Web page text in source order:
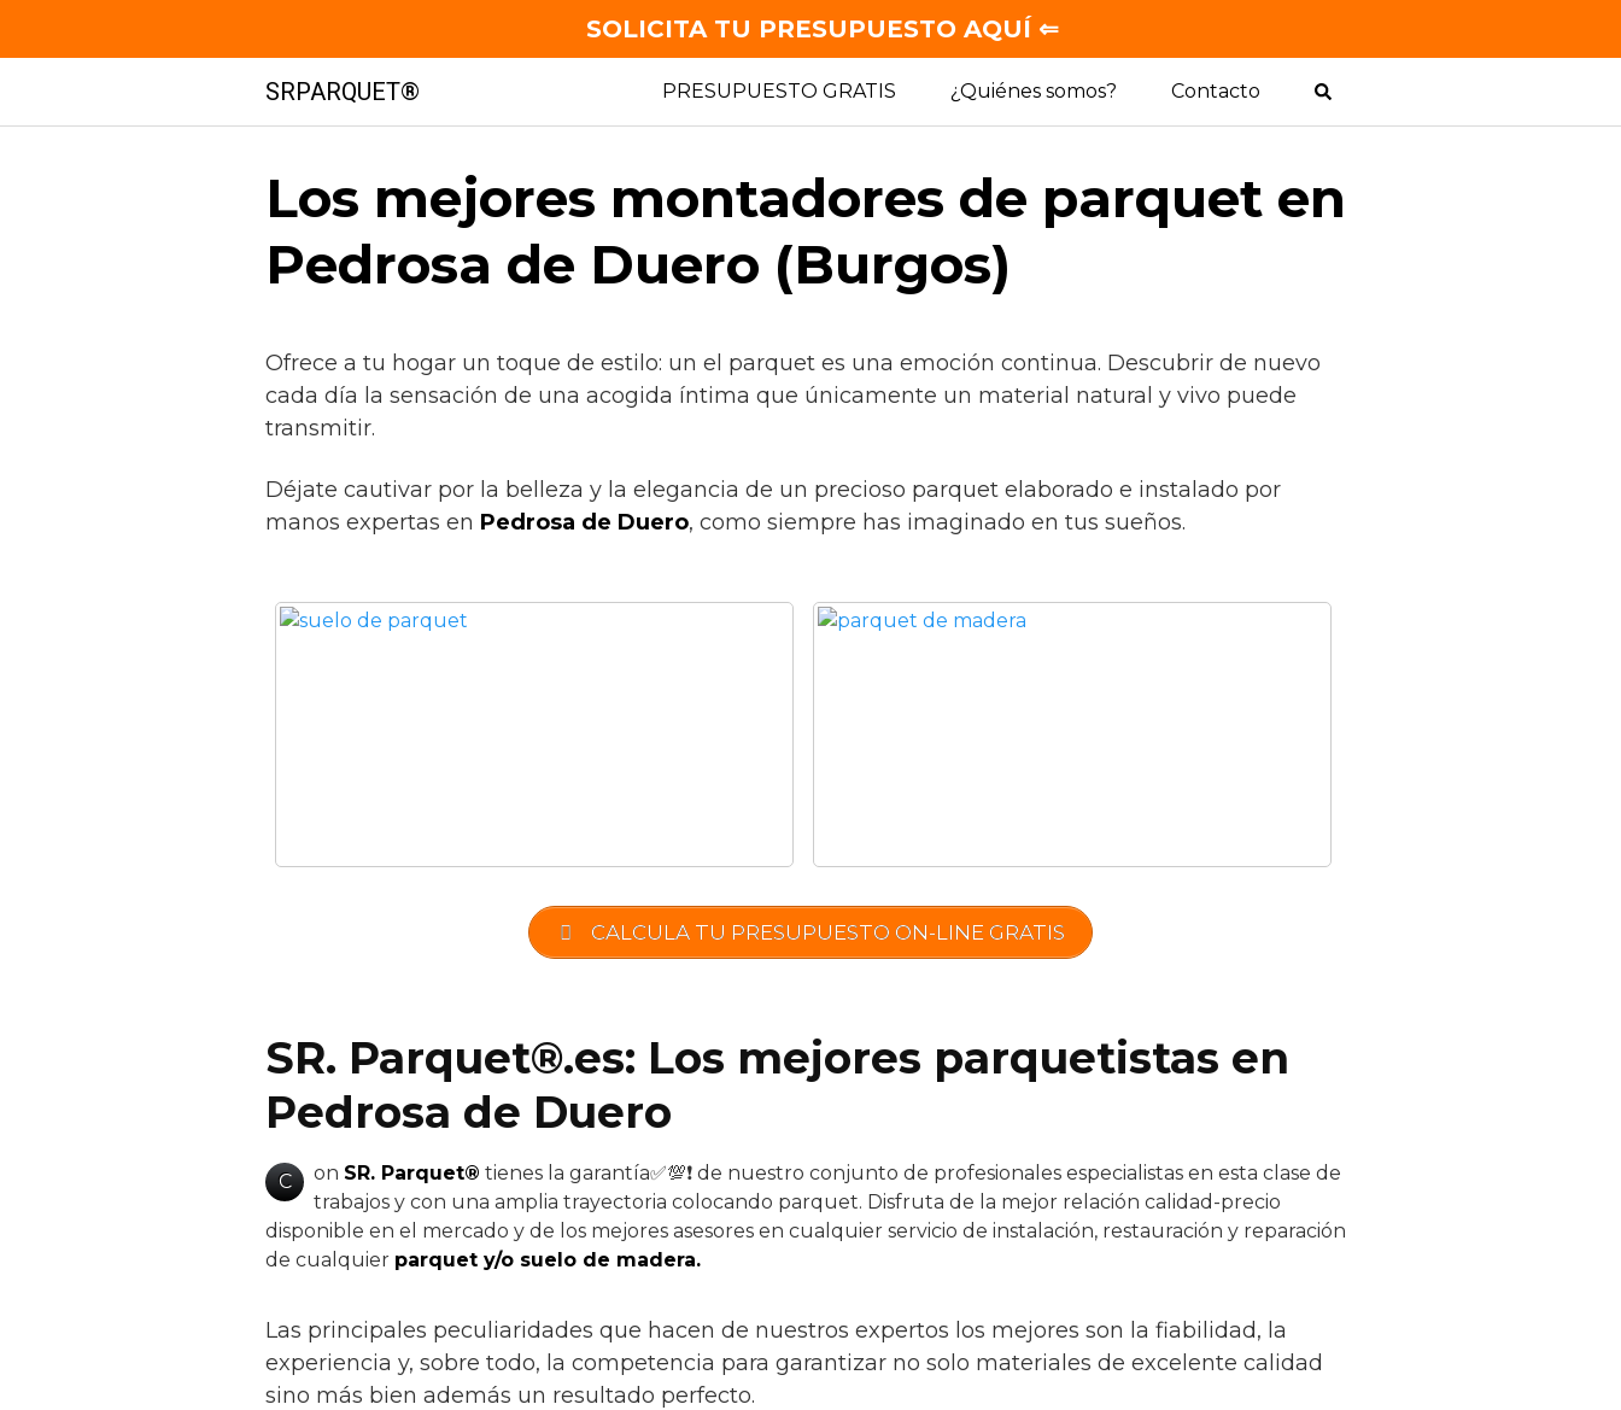
contenido
SRPARQUET® PRESUPUESTO GRATIS ¿Quiénes somos? Contacto
Los mejores montadores de parquet en
Pedrosa de Duero (Burgos)
Ofrece a tu hogar un toque de estilo: un el parquet es una emoción continua. Descubrir de nuevo
cada día la sensación de una acogida íntima que únicamente un material natural y vivo puede
transmitir.
Déjate cautivar por la belleza y la elegancia de un precioso parquet elaborado e instalado por
manos expertas en Pedrosa de Duero, como siempre has imaginado en tus sueños.
CALCULA TU PRESUPUESTO ON-LINE GRATIS
SR. Parquet®.es: Los mejores parquetistas en
Pedrosa de Duero
C on SR. Parquet® tienes la garantía✅💯❗ de nuestro conjunto de profesionales especialistas en esta clase de
trabajos y con una amplia trayectoria colocando parquet. Disfruta de la mejor relación calidad-precio
disponible en el mercado y de los mejores asesores en cualquier servicio de instalación, restauración y reparación
de cualquier parquet y/o suelo de madera.
Las principales peculiaridades que hacen de nuestros expertos los mejores son la fiabilidad, la
experiencia y, sobre todo, la competencia para garantizar no solo materiales de excelente calidad
sino más bien además un resultado perfecto.
SOLICITA TU PRESUPUESTO AQUÍ ⇐